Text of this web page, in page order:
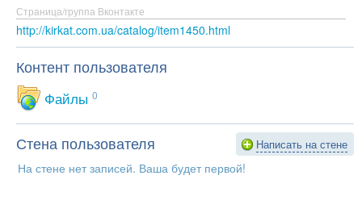
Страница/группа Вконтакте
http://kirkat.com.ua/catalog/item1450.html
Контент пользователя
Файлы 0
Стена пользователя Написать на стене
На стене нет записей. Ваша будет первой!